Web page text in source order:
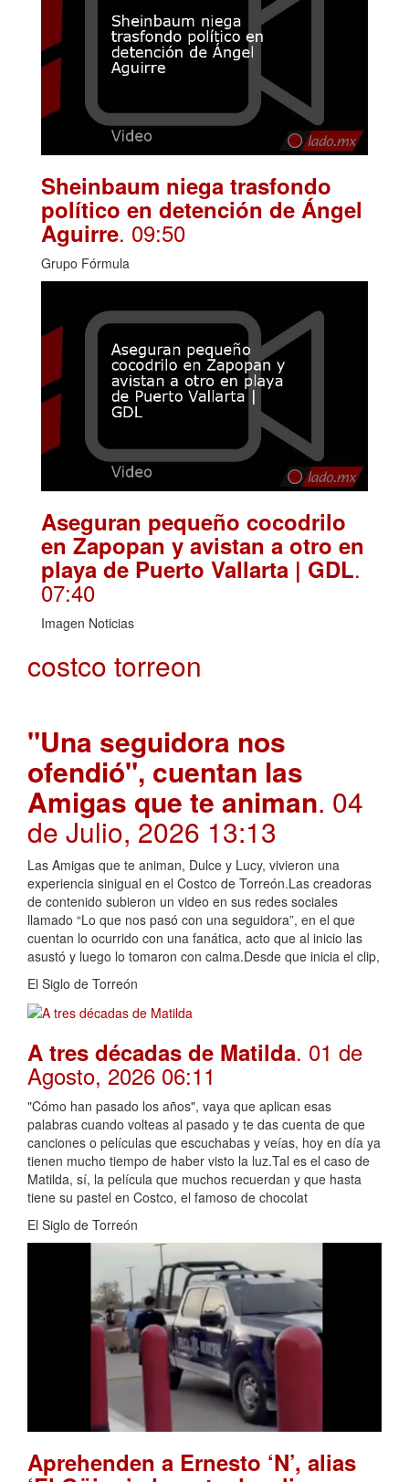
Sheinbaum niega trasfondo
político en detención de Ángel
Aguirre. 09:50
Grupo Fórmula
Aseguran pequeño cocodrilo
en Zapopan y avistan a otro en
playa de Puerto Vallarta | GDL.
07:40
Imagen Noticias
costco torreon
"Una seguidora nos
ofendió", cuentan las
Amigas que te animan. 04
de Julio, 2026 13:13
Las Amigas que te animan, Dulce y Lucy, vivieron una
experiencia sinigual en el Costco de Torreón.Las creadoras
de contenido subieron un video en sus redes sociales
llamado “Lo que nos pasó con una seguidora”, en el que
cuentan lo ocurrido con una fanática, acto que al inicio las
asustó y luego lo tomaron con calma.Desde que inicia el clip,
El Siglo de Torreón
A tres décadas de Matilda. 01 de
Agosto, 2026 06:11
"Cómo han pasado los años", vaya que aplican esas
palabras cuando volteas al pasado y te das cuenta de que
canciones o películas que escuchabas y veías, hoy en día ya
tienen mucho tiempo de haber visto la luz.Tal es el caso de
Matilda, sí, la película que muchos recuerdan y que hasta
tiene su pastel en Costco, el famoso de chocolat
El Siglo de Torreón
Aprehenden a Ernesto ‘N’, alias